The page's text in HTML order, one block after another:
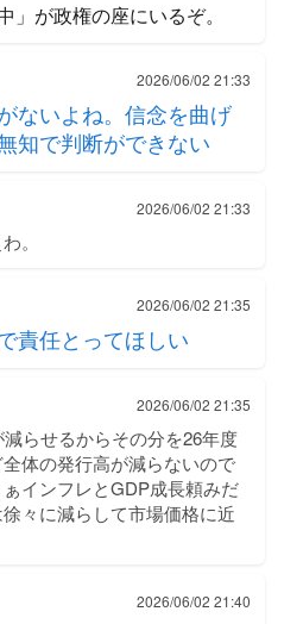
」が政権の座にいるぞ。
2026/06/02 21:33
ないよね。信念を曲げ
知で判断ができない
2026/06/02 21:33
。
2026/06/02 21:35
責任とってほしい
2026/06/02 21:35
らせるからその分を26年度
体の発行高が減らないので
インフレとGDP成長頼みだ
々に減らして市場価格に近
2026/06/02 21:40